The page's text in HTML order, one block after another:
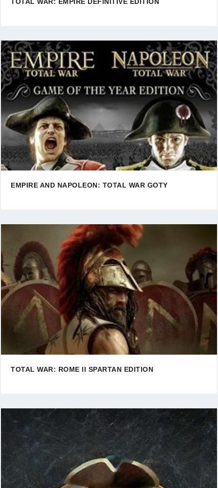
EMPIRE AND NAPOLEON: TOTAL WAR GOTY
TOTAL WAR: ROME II SPARTAN EDITION